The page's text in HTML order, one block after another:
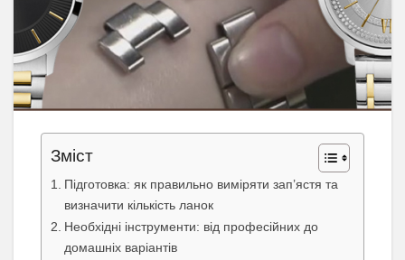
Зміст
Підготовка: як правильно виміряти зап’ястя та
визначити кількість ланок
Необхідні інструменти: від професійних до
домашніх варіантів